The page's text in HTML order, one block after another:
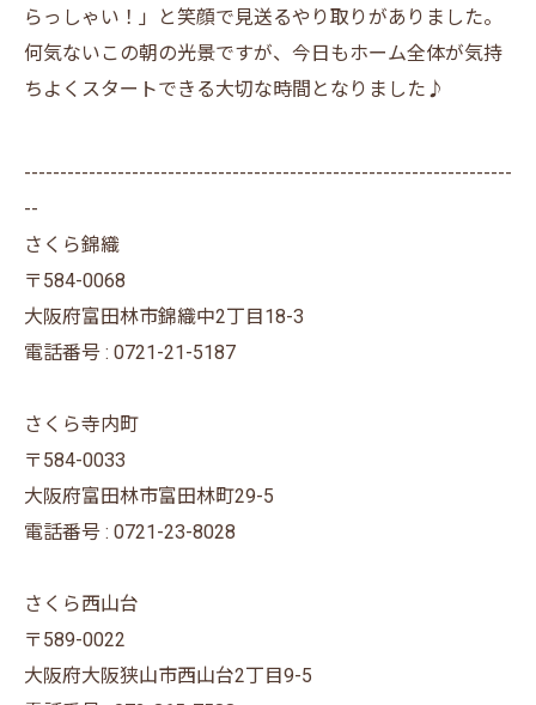
らっしゃい！」と笑顔で見送るやり取りがありました。
何気ないこの朝の光景ですが、今日もホーム全体が気持
ちよくスタートできる大切な時間となりました♪
--------------------------------------------------------------------
--
さくら錦織
〒584-0068
大阪府富田林市錦織中2丁目18-3
電話番号 : 0721-21-5187
さくら寺内町
〒584-0033
大阪府富田林市富田林町29-5
電話番号 : 0721-23-8028
さくら西山台
〒589-0022
大阪府大阪狭山市西山台2丁目9-5